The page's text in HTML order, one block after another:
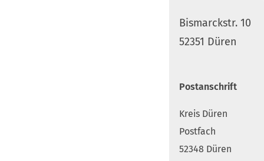
Bismarckstr. 10
52351 Düren
Postanschrift
Kreis Düren
Postfach
52348 Düren